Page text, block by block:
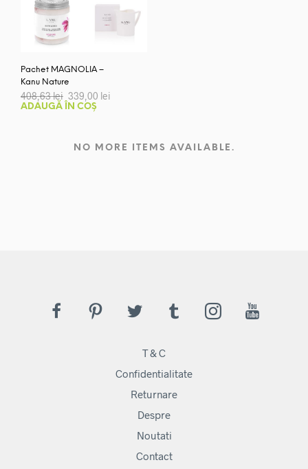
Pachet MAGNOLIA –
Kanu Nature
408,63lei Prețul
inițial
339,00 lei
ADAUGĂ ÎN COȘ
NO MORE ITEMS AVAILABLE.
T & C
Confidentialitate
Returnare
Despre
Noutati
Contact